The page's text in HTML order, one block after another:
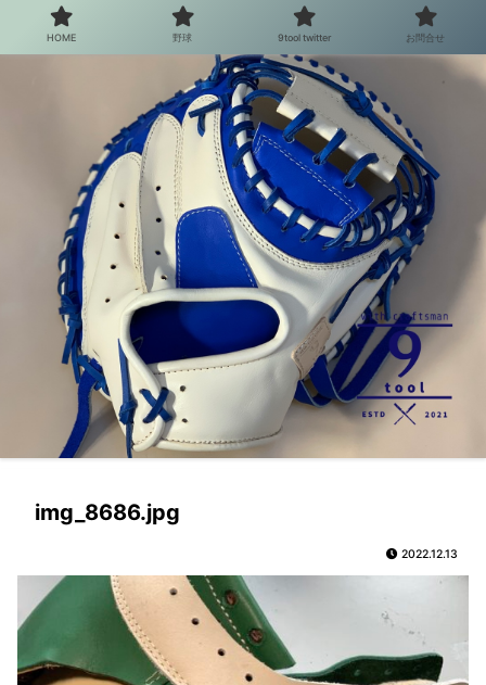
img_8686.jpg
2022.12.13
HOME 野球 9tool twitter お問合せ